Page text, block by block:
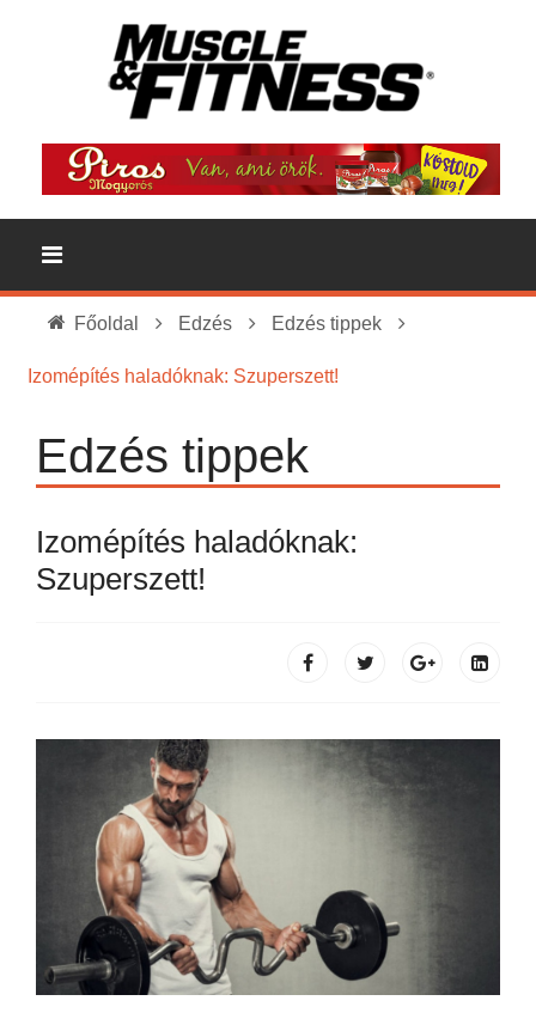
Főoldal Edzés Edzés tippek
Izomépítés haladóknak: Szuperszett!
Edzés tippek
Izomépítés haladóknak:
Szuperszett!